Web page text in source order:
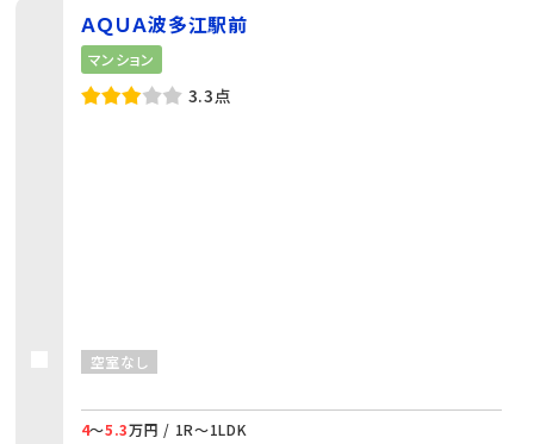
ＡＱＵＡ波多江駅前
マンション
3.3点
空室なし
4～5.3万円 / 1R～1LDK